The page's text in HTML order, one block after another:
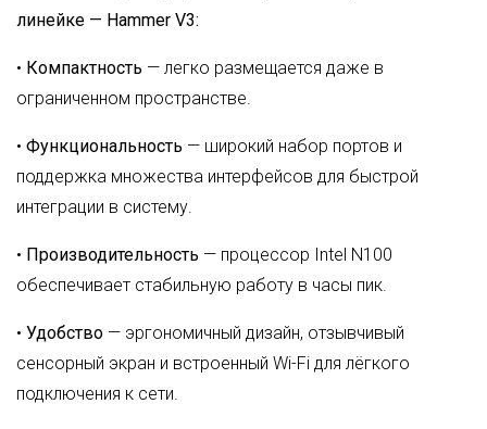
линейке — Hammer V3:
• Компактность — легко размещается даже в
ограниченном пространстве.
• Функциональность — широкий набор портов и
поддержка множества интерфейсов для быстрой
интеграции в систему.
• Производительность — процессор Intel N100
обеспечивает стабильную работу в часы пик.
• Удобство — эргономичный дизайн, отзывчивый
сенсорный экран и встроенный Wi-Fi для лёгкого
подключения к сети.